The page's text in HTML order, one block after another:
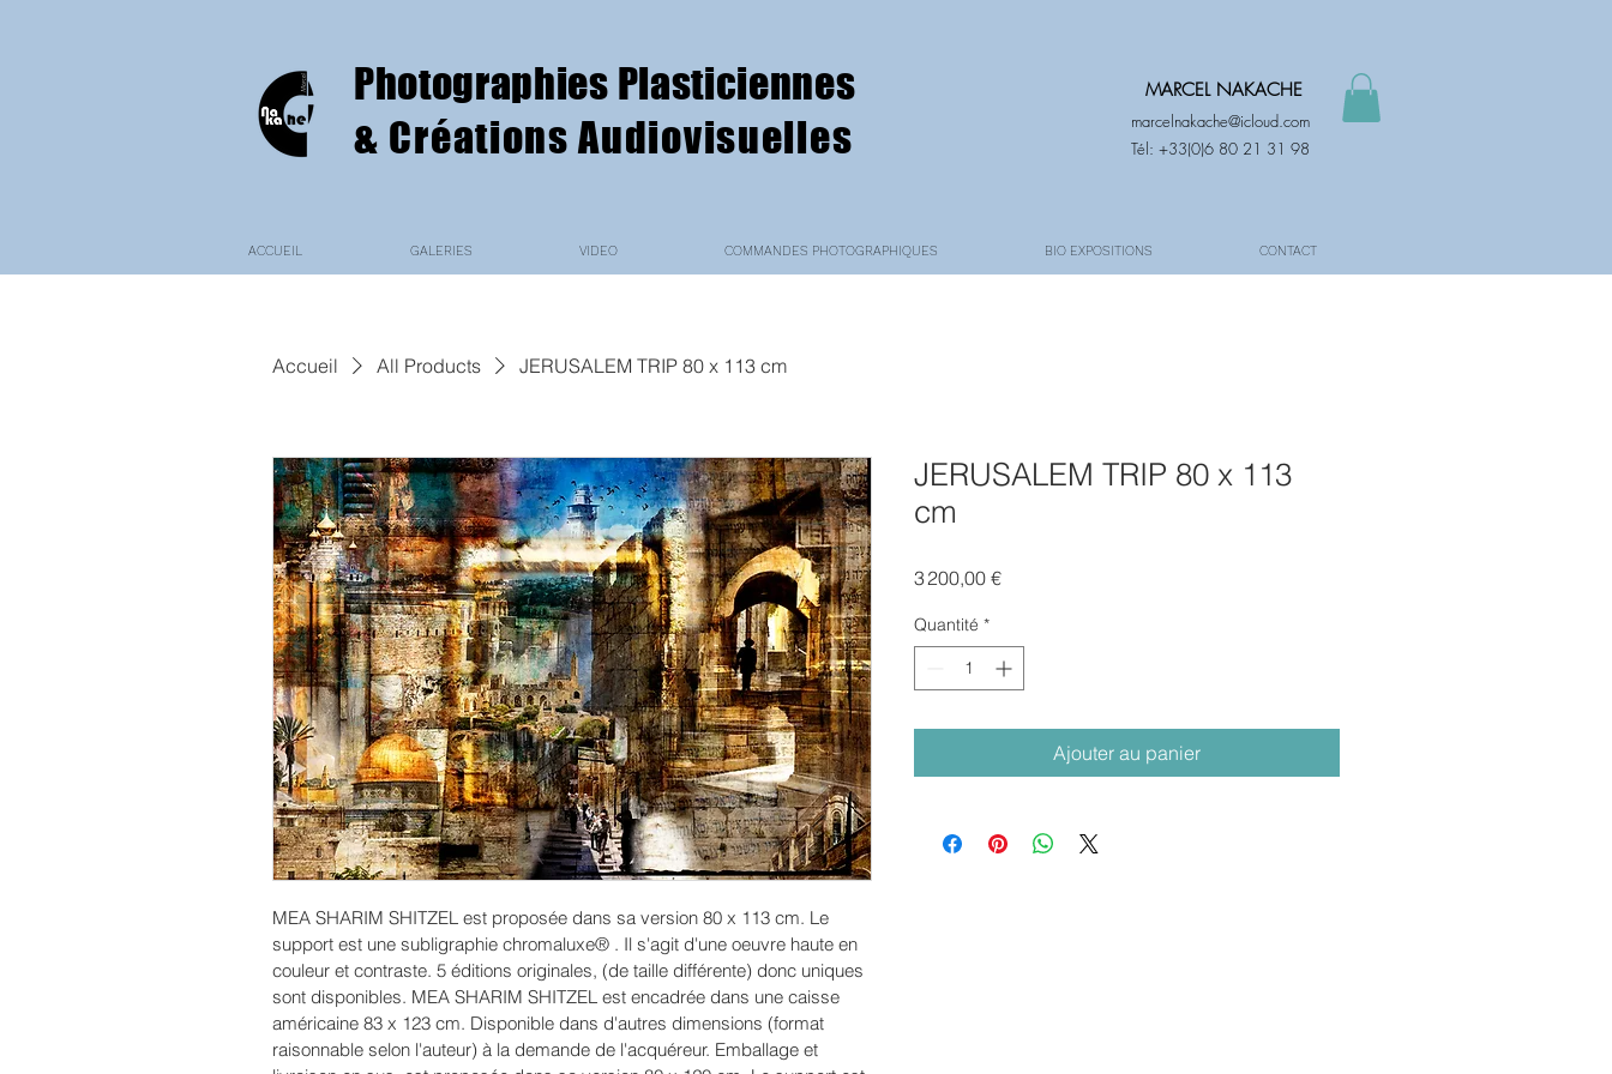
Photographies Plasticiennes
& Créations Audiovisuelles
marcelnakache@icloud.com
Tél: +33(0)6 80 21 31 98
MARCEL NAKACHE
ACCUEIL GALERIES VIDEO COMMANDES PHOTOGRAPHIQUES BIO EXPOSITIONS CONTACT
Accueil All Products JERUSALEM TRIP 80 x 113 cm
MEA SHARIM SHITZEL est proposée dans sa version 80 x 113 cm. Le
support est une subligraphie chromaluxe® . Il s'agit d'une oeuvre haute en
couleur et contraste. 5 éditions originales, (de taille différente) donc uniques
sont disponibles. MEA SHARIM SHITZEL est encadrée dans une caisse
américaine 83 x 123 cm. Disponible dans d'autres dimensions (format
raisonnable selon l'auteur) à la demande de l'acquéreur. Emballage et
JERUSALEM TRIP 80 x 113
cm
3 200,00 €Prix
Quantité *
Ajouter au panier